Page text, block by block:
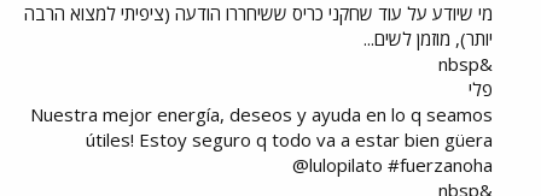
מי שיודע על עוד שחקני כריס ששיחררו הודעה (ציפיתי למצוא הרבה
יותר), מוזמן לשים...
&nbsp
פלי
Nuestra mejor energía, deseos y ayuda en lo q seamos
útiles! Estoy seguro q todo va a estar bien güera
@lulopilato #fuerzanoha
&nbsp